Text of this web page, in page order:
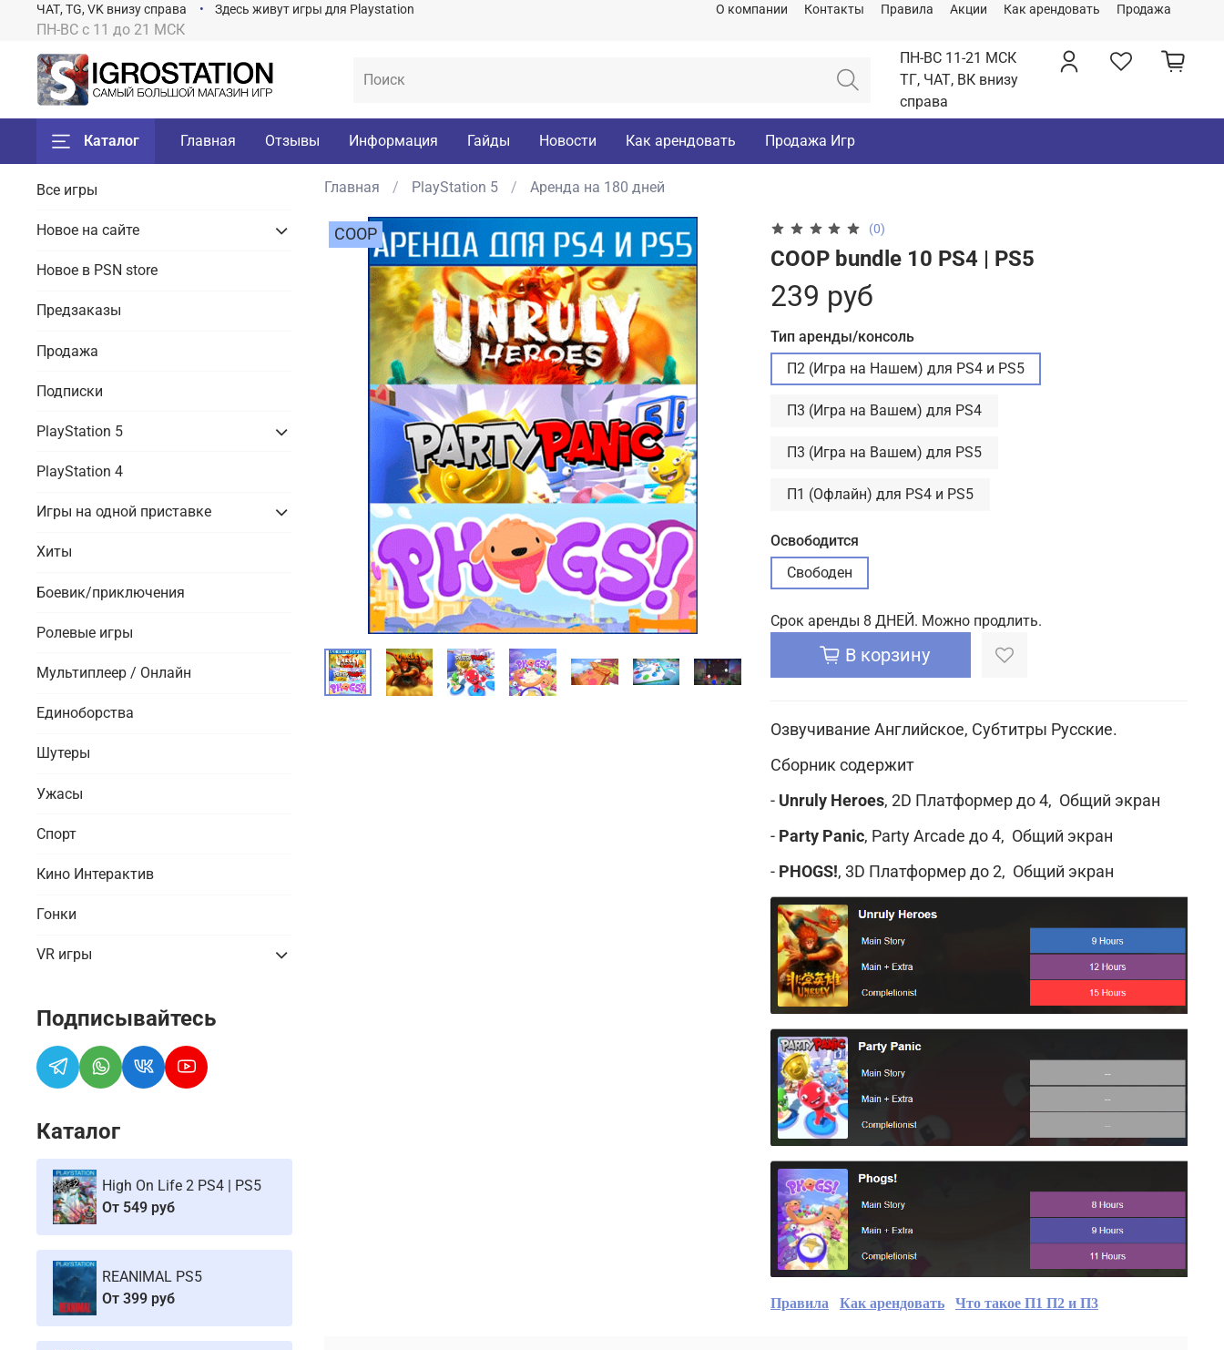
О компании Контакты Правила Акции Как арендовать Продажа
ПН-ВС с 11 до 21 МСК
ЧАТ, TG, VK внизу справа Здесь живут игры для Playstation
ПН-ВС 11-21 МСК
ТГ, ЧАТ, ВК внизу
справа
Каталог Главная Отзывы Информация Гайды Новости Как арендовать Продажа Игр
Главная PlayStation 5 Аренда на 180 дней
COOP (0)
COOP bundle 10 PS4 | PS5
239 руб
Тип аренды/консоль
П2 (Игра на Нашем) для PS4 и PS5
П3 (Игра на Вашем) для PS4
П3 (Игра на Вашем) для PS5
П1 (Офлайн) для PS4 и PS5
Освободится
Свободен
Срок аренды 8 ДНЕЙ. Можно продлить.
В корзину
Озвучивание Английское, Субтитры Русские.
Сборник содержит
- Unruly Heroes, 2D Платформер до 4, Общий экран
- Party Panic, Party Arcade до 4, Общий экран
- PHOGS!, 3D Платформер до 2, Общий экран
Правила Как арендовать Что такое П1 П2 и П3
Все игры
Новое на сайте
Новое в PSN store
Предзаказы
Продажа
Подписки
PlayStation 5
PlayStation 4
Игры на одной приставке
Хиты
Боевик/приключения
Ролевые игры
Мультиплеер / Онлайн
Единоборства
Шутеры
Ужасы
Спорт
Кино Интерактив
Гонки
VR игры
Подписывайтесь
Каталог
High On Life 2 PS4 | PS5
От 549 руб
REANIMAL PS5
От 399 руб